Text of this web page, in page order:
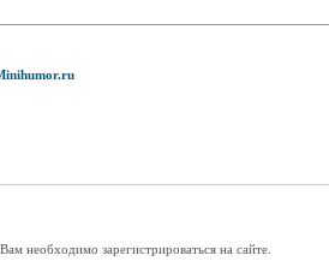
необходимо зарегистрироваться на сайте.